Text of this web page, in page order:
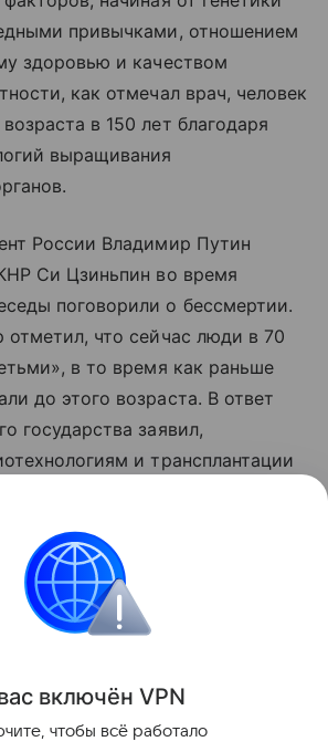
привычками, отношением
здоровью и качеством
как отмечал врач, человек
в 150 лет благодаря
выращивания
России Владимир Путин
Си Цзиньпин во время
поговорили о бессмертии.
отметил, что сейчас люди в 70
в то время как раньше
до этого возраста. В ответ
государства заявил,
и трансплантации
Долголетие
Поделиться
включён VPN
чтобы всё работало